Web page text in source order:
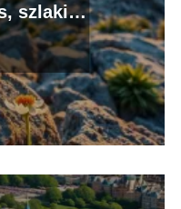
szlaki,